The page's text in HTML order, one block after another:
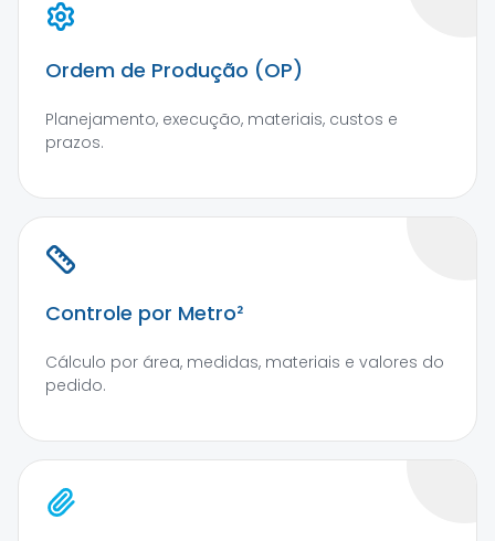
Ordem de Produção (OP)
Planejamento, execução, materiais, custos e
prazos.
Controle por Metro²
Cálculo por área, medidas, materiais e valores do
pedido.